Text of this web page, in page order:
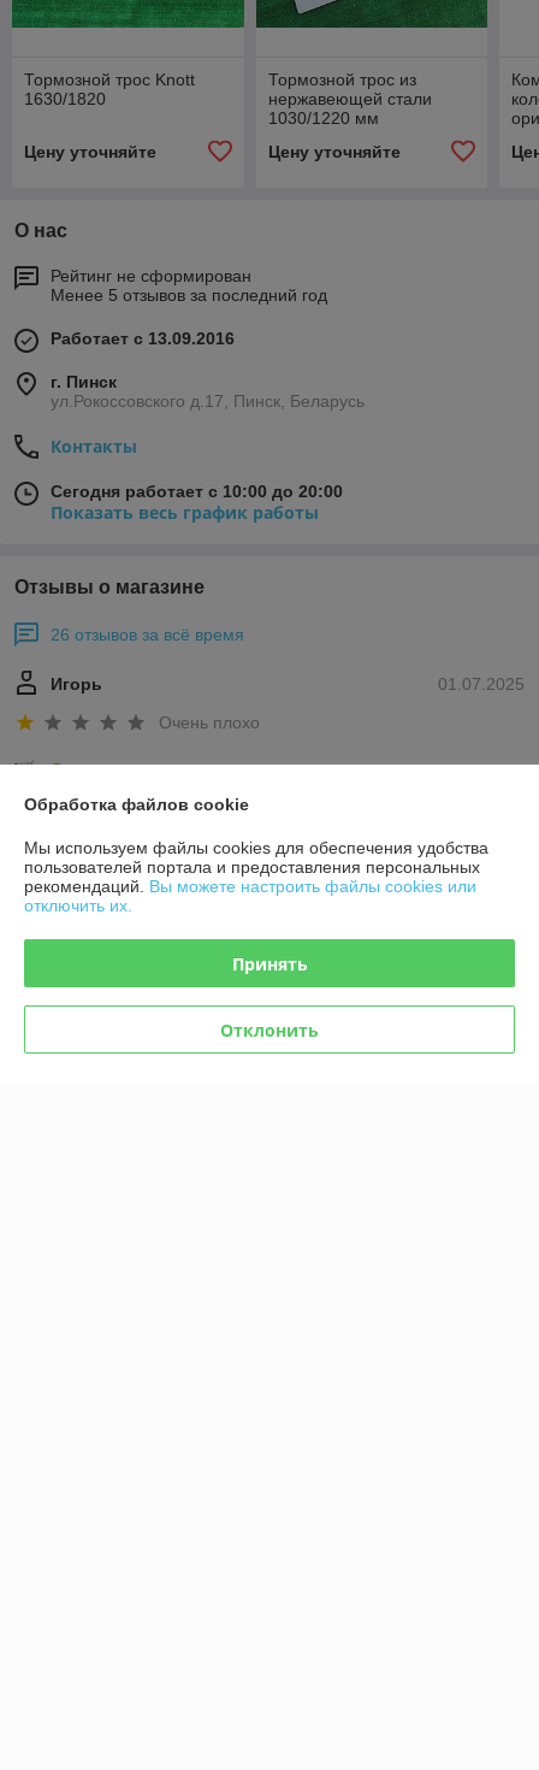
Тормозной трос Knott
1630/1820
Цену уточняйте
Тормозной трос из
нержавеющей стали
1030/1220 мм
Цену уточняйте
О нас
Рейтинг не сформирован
Менее 5 отзывов за последний год
Работает с 13.09.2016
г. Пинск
ул.Рокоссовского д.17, Пинск, Беларусь
Контакты
Сегодня работает с 10:00 до 20:00
Показать весь график работы
Отзывы о магазине
26 отзывов за всё время
01.07.2025
Игорь
Очень плохо
Сделка подтверждена через корзину
20.09.2023
Покупатель
Отлично
Показать все отзывы
Обработка файлов cookie
Мы используем файлы cookies для обеспечения удобства
пользователей портала и предоставления персональных
рекомендаций. Вы можете настроить файлы cookies или
отключить их.
Принять
Отклонить